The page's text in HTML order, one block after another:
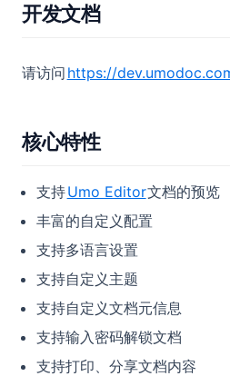
开发文档
请访问 https://
核心特性
支持Umo Editor文档的预览
丰富的自定义配置
支持多语言设置
支持自定义主题
支持自定义文档元信息
支持输入密码解锁文档
支持打印、分享文档内容